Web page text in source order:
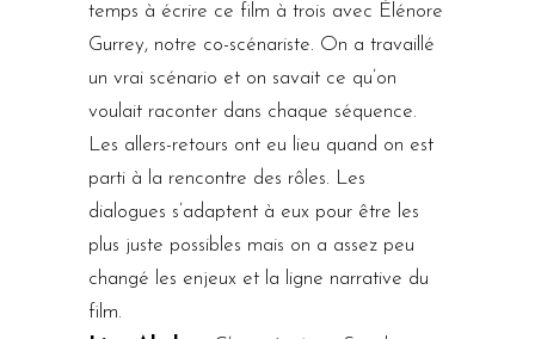
temps à écrire ce film à trois avec Élénore
Gurrey, notre co-scénariste. On a travaillé
un vrai scénario et on savait ce qu’on
voulait raconter dans chaque séquence.
Les allers-retours ont eu lieu quand on est
parti à la rencontre des rôles. Les
dialogues s’adaptent à eux pour être les
plus juste possibles mais on a assez peu
changé les enjeux et la ligne narrative du
film.